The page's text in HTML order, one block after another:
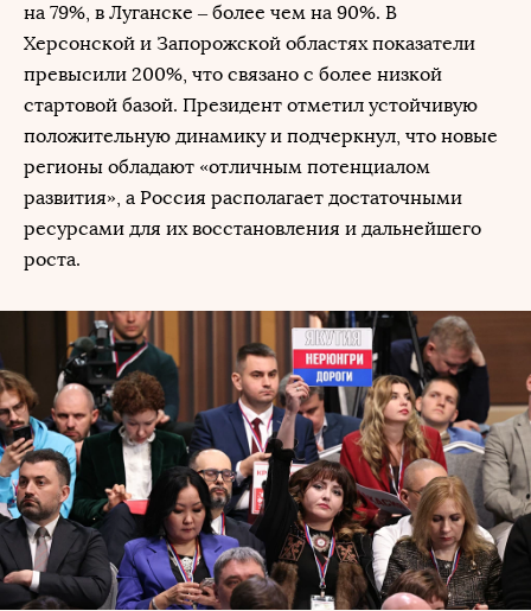
на 79%, в Луганске – более чем на 90%. В
Херсонской и Запорожской областях показатели
превысили 200%, что связано с более низкой
стартовой базой. Президент отметил устойчивую
положительную динамику и подчеркнул, что новые
регионы обладают «отличным потенциалом
развития», а Россия располагает достаточными
ресурсами для их восстановления и дальнейшего
роста.